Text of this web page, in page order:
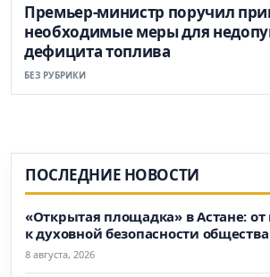
Премьер-министр поручил
необходимые меры для
дефицита топлива
БЕЗ РУБРИКИ
ПОСЛЕДНИЕ НОВОСТИ
«Открытая площадка» в Астане: от
к духовной безопасности общества
8 августа, 2026